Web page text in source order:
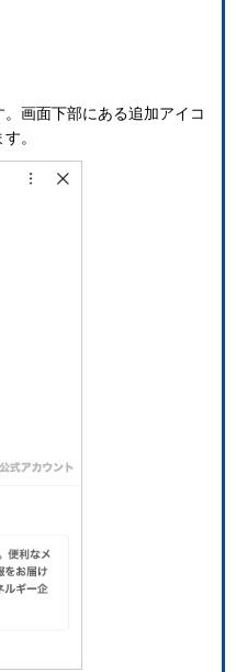
画面下部にある追加アイコ
。